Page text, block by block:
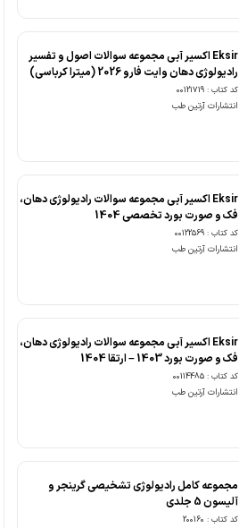
Eksir اکسیر آبی مجموعه سوالات اصول و تفسیر
رادیولوژی دهان وایت فارو 2026 (میترا کرباسی)
کد کتاب : 00121719
انتشارات آرتین طب
Eksir اکسیر آبی مجموعه سوالات رادیولوژی دهان،
فک و صورت بورد تخصصی 1404
کد کتاب : 00122569
انتشارات آرتین طب
Eksir اکسیر آبی مجموعه سوالات رادیولوژی دهان،
فک و صورت بورد 1403 – ارتقا 1404
کد کتاب : 00114485
انتشارات آرتین طب
مجموعه کامل رادیولوژی تشخیصی گرینجر و
آلیسون 5 جلدی
کد کتاب : 200160